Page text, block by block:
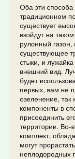
Оба эти
традиционном
существует
взойдут на
рулонный
существующее
стыки, и
внешний вид.
будет
первых, вам не
озеленение, так
компоненты в
присоединить
территории. Во-
комплект,
могут
неплодородных